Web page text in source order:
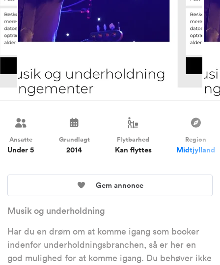
Ansatte
Under 5
Grundlagt
2014
Flytbarhed
Kan flyttes
Region
Midtjylland
Gem annonce
Musik og underholdning
Har du en drøm om at komme igang som booker
indenfor underholdningsbranchen, så er her en
god mulighed for at komme igang. Du behøver ikke